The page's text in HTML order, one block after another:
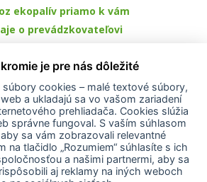
ekopalív priamo k vám
o prevádzkovateľovi
od zmluvy
od zmluvy - formulár
poriadok
osobných údajov
o prístupnosti
Projekt EÚ
Nastavenia cookies
je pre nás dôležité
súbory cookies – malé textové súbory,
a ukladajú sa vo vašom zariadení
prehliadača. Cookies slúžia
správne fungoval. S vaším súhlasom
sa vám zobrazovali relevantné
na tlačidlo „Rozumiem“ súhlasíte s ich
a našimi partnermi, aby sa
aj reklamy na iných weboch